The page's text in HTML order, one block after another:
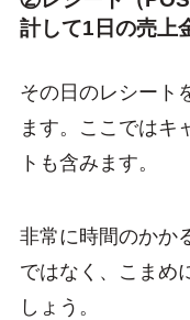
計して1日の売上
その日のレシート
ます。ここではキ
トも含みます。
非常に時間のかか
ではなく、こまめ
しょう。